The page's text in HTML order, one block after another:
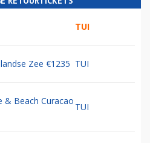
TUI
Zee €1235 TUI
& Beach Curacao
TUI